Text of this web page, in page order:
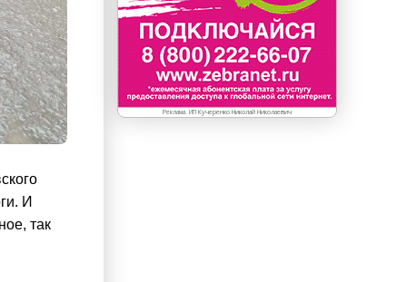
И
так
Реклама. ИП Кучеренко Николай Николаевич